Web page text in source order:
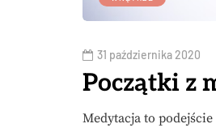
31 października 2020
Początki z
Medytacja to